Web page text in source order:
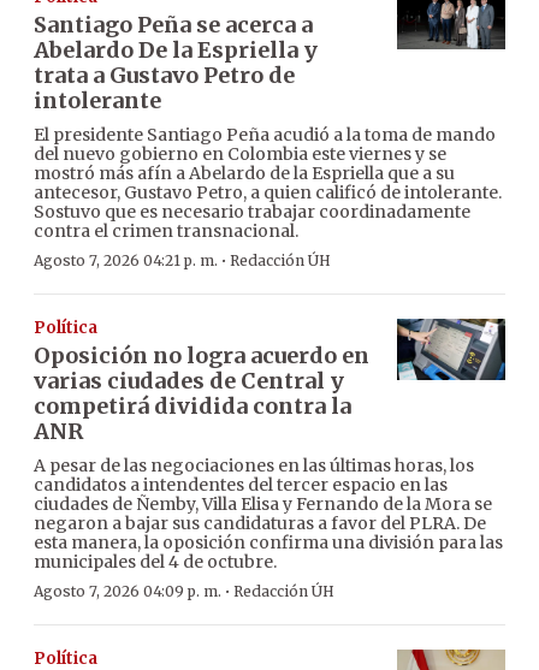
Santiago Peña se acerca a
Abelardo De la Espriella y
trata a Gustavo Petro de
intolerante
El presidente Santiago Peña acudió a la toma de mando
del nuevo gobierno en Colombia este viernes y se
mostró más afín a Abelardo de la Espriella que a su
antecesor, Gustavo Petro, a quien calificó de intolerante.
Sostuvo que es necesario trabajar coordinadamente
contra el crimen transnacional.
Agosto 7, 2026 04:21 p. m. · Redacción ÚH
Política
Oposición no logra acuerdo en
varias ciudades de Central y
competirá dividida contra la
ANR
A pesar de las negociaciones en las últimas horas, los
candidatos a intendentes del tercer espacio en las
ciudades de Ñemby, Villa Elisa y Fernando de la Mora se
negaron a bajar sus candidaturas a favor del PLRA. De
esta manera, la oposición confirma una división para las
municipales del 4 de octubre.
Agosto 7, 2026 04:09 p. m. · Redacción ÚH
Política